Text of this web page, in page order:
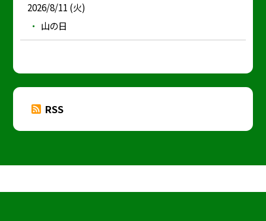
2026/8/11 (火)
山の日
RSS